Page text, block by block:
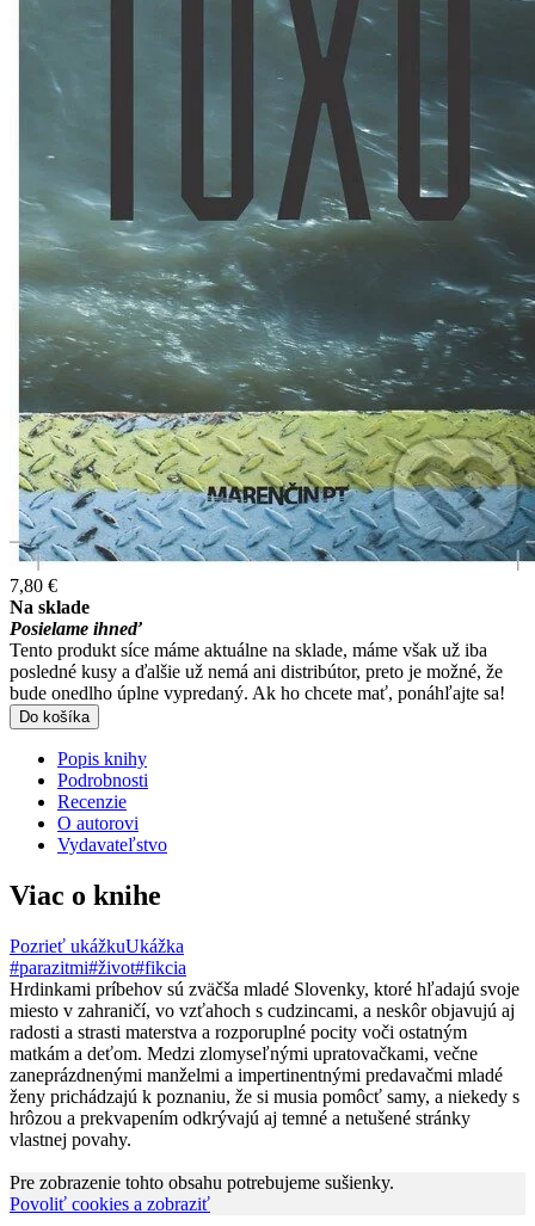
7,80 €
Na sklade
Posielame ihneď
Tento produkt síce máme aktuálne na sklade, máme však už iba
posledné kusy a ďalšie už nemá ani distribútor, preto je možné, že
bude onedlho úplne vypredaný. Ak ho chcete mať, ponáhľajte sa!
Do košíka
Popis knihy
Podrobnosti
Recenzie
O autorovi
Vydavateľstvo
Viac o knihe
Pozrieť ukážkuUkážka
#parazitmi#život#fikcia
Hrdinkami príbehov sú zväčša mladé Slovenky, ktoré hľadajú svoje
miesto v zahraničí, vo vzťahoch s cudzincami, a neskôr objavujú aj
radosti a strasti materstva a rozporuplné pocity voči ostatným
matkám a deťom. Medzi zlomyseľnými upratovačkami, večne
zaneprázdnenými manželmi a impertinentnými predavačmi mladé
ženy prichádzajú k poznaniu, že si musia pomôcť samy, a niekedy s
hrôzou a prekvapením odkrývajú aj temné a netušené stránky
vlastnej povahy.
Pre zobrazenie tohto obsahu potrebujeme sušienky.
Povoliť cookies a zobraziť